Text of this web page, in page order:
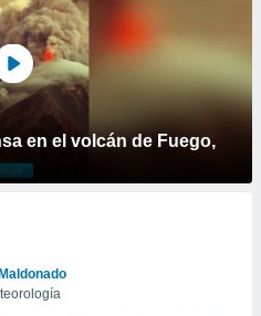
en el volcán de Fuego,